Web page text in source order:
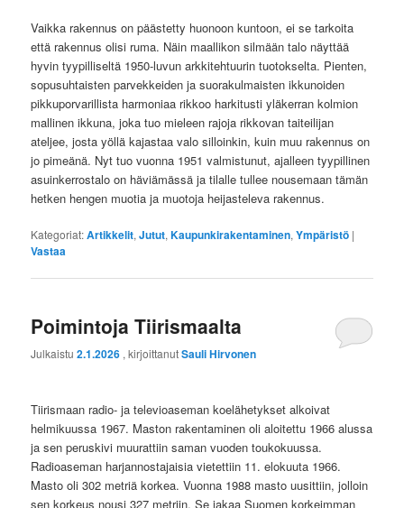
Vaikka rakennus on päästetty huonoon kuntoon, ei se tarkoita
että rakennus olisi ruma. Näin maallikon silmään talo näyttää
hyvin tyypilliseltä 1950-luvun arkkitehtuurin tuotokselta. Pienten,
sopusuhtaisten parvekkeiden ja suorakulmaisten ikkunoiden
pikkuporvarillista harmoniaa rikkoo harkitusti yläkerran kolmion
mallinen ikkuna, joka tuo mieleen rajoja rikkovan taiteilijan
ateljee, josta yöllä kajastaa valo silloinkin, kuin muu rakennus on
jo pimeänä. Nyt tuo vuonna 1951 valmistunut, ajalleen tyypillinen
asuinkerrostalo on häviämässä ja tilalle tullee nousemaan tämän
hetken hengen muotia ja muotoja heijasteleva rakennus.
Kategoriat:Artikkelit,Jutut,Kaupunkirakentaminen,Ympäristö |
Vastaa
Poimintoja Tiirismaalta
Julkaistu2.1.2026 , kirjoittanutSauli Hirvonen
Tiirismaan radio- ja televioaseman koelähetykset alkoivat
helmikuussa 1967. Maston rakentaminen oli aloitettu 1966 alussa
ja sen peruskivi muurattiin saman vuoden toukokuussa.
Radioaseman harjannostajaisia vietettiin 11. elokuuta 1966.
Masto oli 302 metriä korkea. Vuonna 1988 masto uusittiin, jolloin
sen korkeus nousi 327 metriin. Se jakaa Suomen korkeimman